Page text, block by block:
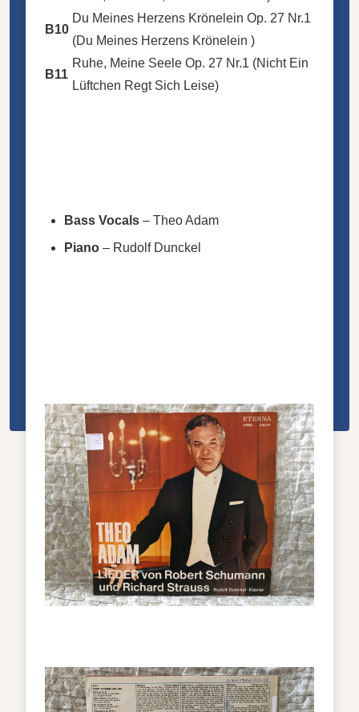
B10
Du Meines Herzens Krönelein Op. 27 Nr.1
(Du Meines Herzens Krönelein )
B11
Ruhe, Meine Seele Op. 27 Nr.1 (Nicht Ein
Lüftchen Regt Sich Leise)
Bass Vocals – Theo Adam
Piano – Rudolf Dunckel